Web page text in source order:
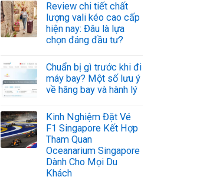
Review chi tiết chất
lượng vali kéo cao cấp
hiện nay: Đâu là lựa
chọn đáng đầu tư?
Chuẩn bị gì trước khi đi
máy bay? Một số lưu ý
về hãng bay và hành lý
Kinh Nghiệm Đặt Vé
F1 Singapore Kết Hợp
Tham Quan
Oceanarium Singapore
Dành Cho Mọi Du
Khách